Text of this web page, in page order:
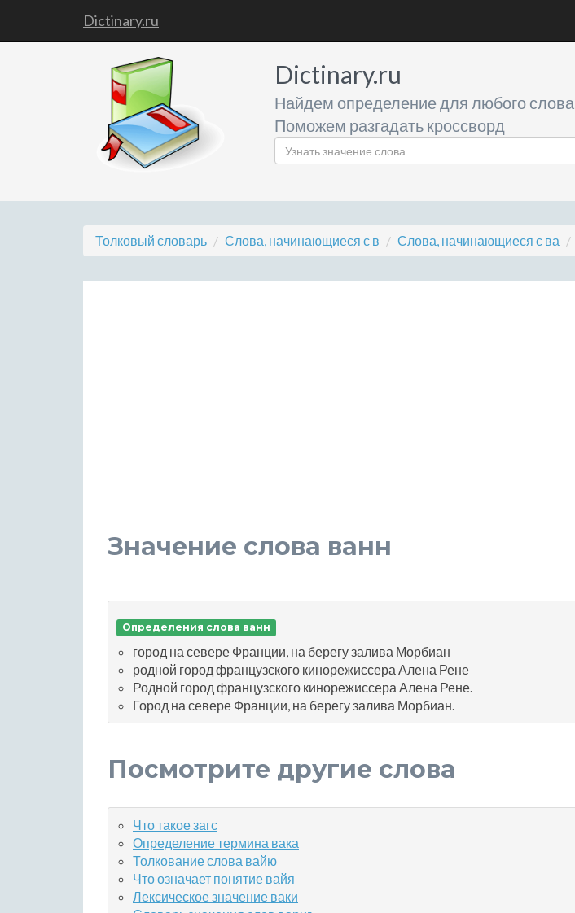
Dictinary.ru
Dictinary.ru
Найдем определение для любого слова
Поможем разгадать кроссворд
Толковый словарь Слова, начинающиеся с в Слова, начинающиеся с ва
Значение слова ванн
Определения слова ванн
город на севере Франции, на берегу залива Морбиан
родной город французского кинорежиссера Алена Рене
Родной город французского кинорежиссера Алена Рене.
Город на севере Франции, на берегу залива Морбиан.
Посмотрите другие слова
Что такое загс
Определение термина вака
Толкование слова вайю
Что означает понятие вайя
Лексическое значение ваки